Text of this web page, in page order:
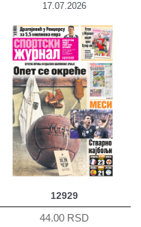
17.07.2026
12929
44.00 RSD